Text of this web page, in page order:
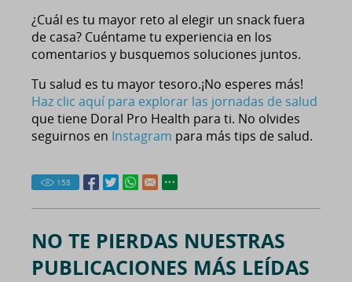
¿Cuál es tu mayor reto al elegir un snack fuera
de casa? Cuéntame tu experiencia en los
comentarios y busquemos soluciones juntos.
Tu salud es tu mayor tesoro.¡No esperes más!
Haz clic aquí para explorar las jornadas de salud
que tiene Doral Pro Health para ti. No olvides
seguirnos en Instagram para más tips de salud.
158
NO TE PIERDAS NUESTRAS
PUBLICACIONES MÁS LEÍDAS